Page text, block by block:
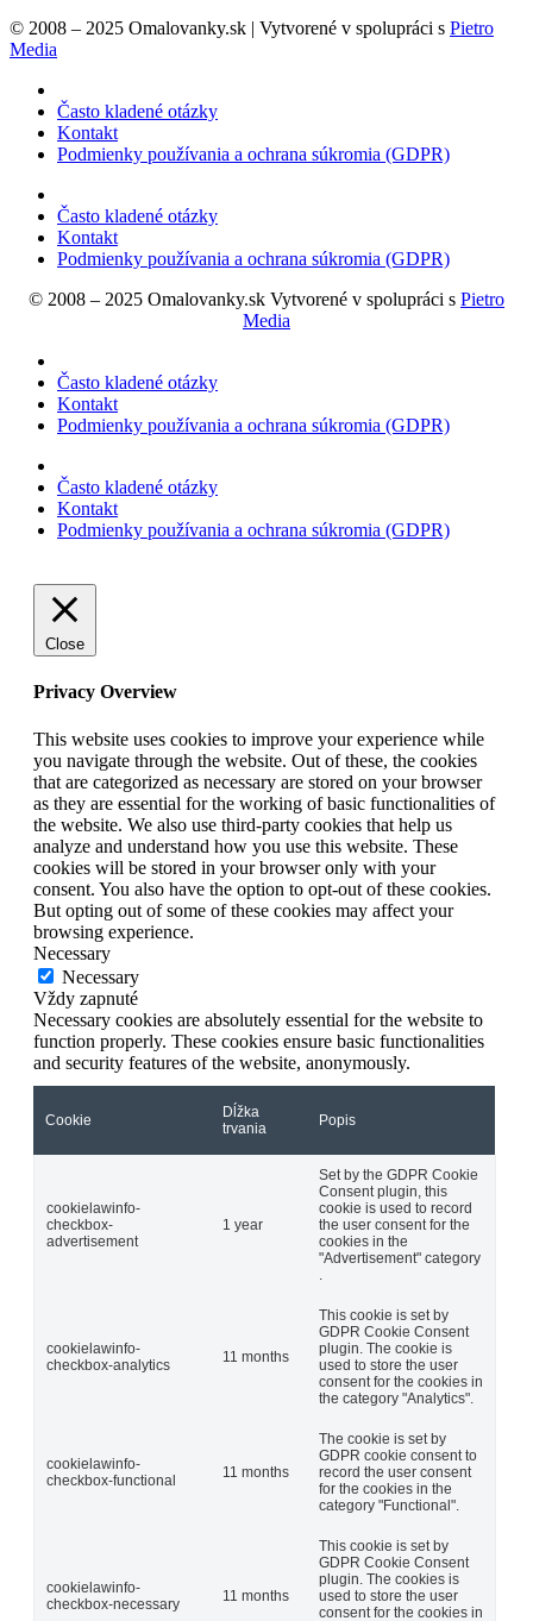
© 2008 – 2025 Omalovanky.sk | Vytvorené v spolupráci s Pietro
Media
Často kladené otázky
Kontakt
Podmienky používania a ochrana súkromia (GDPR)
Často kladené otázky
Kontakt
Podmienky používania a ochrana súkromia (GDPR)
© 2008 – 2025 Omalovanky.sk Vytvorené v spolupráci s Pietro
Media
Často kladené otázky
Kontakt
Podmienky používania a ochrana súkromia (GDPR)
Často kladené otázky
Kontakt
Podmienky používania a ochrana súkromia (GDPR)
Close
Privacy Overview
This website uses cookies to improve your experience while
you navigate through the website. Out of these, the cookies
that are categorized as necessary are stored on your browser
as they are essential for the working of basic functionalities of
the website. We also use third-party cookies that help us
analyze and understand how you use this website. These
cookies will be stored in your browser only with your
consent. You also have the option to opt-out of these cookies.
But opting out of some of these cookies may affect your
browsing experience.
Necessary
Necessary
Vždy zapnuté
Necessary cookies are absolutely essential for the website to
function properly. These cookies ensure basic functionalities
and security features of the website, anonymously.
Cookie
Dĺžka
trvania
Popis
cookielawinfo-
checkbox-
advertisement
1 year
Set by the GDPR Cookie
Consent plugin, this
cookie is used to record
the user consent for the
cookies in the
"Advertisement" category
cookielawinfo-
checkbox-analytics
11 months
This cookie is set by
GDPR Cookie Consent
plugin. The cookie is
used to store the user
consent for the cookies in
the category "Analytics".
cookielawinfo-
checkbox-functional
11 months
The cookie is set by
GDPR cookie consent to
record the user consent
for the cookies in the
category "Functional".
cookielawinfo-
checkbox-necessary
11 months
This cookie is set by
GDPR Cookie Consent
plugin. The cookies is
used to store the user
consent for the cookies in